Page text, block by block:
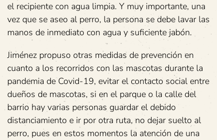
el recipiente con agua limpia. Y muy importante, una
vez que se aseo al perro, la persona se debe lavar las
manos de inmediato con agua y suficiente jabón.
Jiménez propuso otras medidas de prevención en
cuanto a los recorridos con las mascotas durante la
pandemia de Covid-19, evitar el contacto social entre
dueños de mascotas, si en el parque o la calle del
barrio hay varias personas guardar el debido
distanciamiento e ir por otra ruta, no dejar suelto al
perro, pues en estos momentos la atención de una